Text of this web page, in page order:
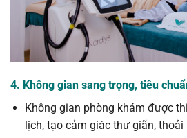
4. Không gian sang trọng, tiêu
Không gian phòng khám được
lịch, tạo cảm giác thư giãn,